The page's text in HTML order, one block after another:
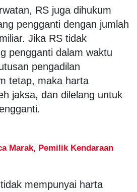
RS juga dihukum
pengganti dengan jumlah
Jika RS tidak
pengganti dalam waktu
pengadilan
tetap, maka harta
jaksa, dan dilelang untuk
Marak, Pemilik Kendaraan
mempunyai harta